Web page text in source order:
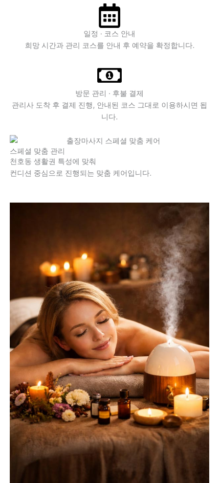
일정 · 코스 안내
희망 시간과 관리 코스를 안내 후 예약을 확정합니다.
방문 관리 · 후불 결제
관리사 도착 후 결제 진행, 안내된 코스 그대로 이용하시면 됩
니다.
스페셜 맞춤 관리
천호동 생활권 특성에 맞춰
컨디션 중심으로 진행되는 맞춤 케어입니다.